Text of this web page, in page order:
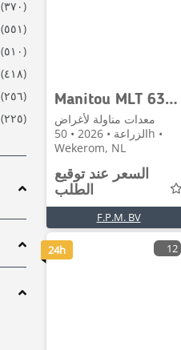
Manitou MLT 630 115D ST5 S2
معدات مناولة لأغراض
الزراعة • 2026 • 50h •
Wekerom, NL
السعر عند توقيع
الطلب
F.P.M. BV
12
24h